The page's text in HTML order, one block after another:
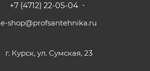
+7 (4712) 22-05-04
e-shop@profsantehnika.ru
г. Курск, ул. Сумская, 23